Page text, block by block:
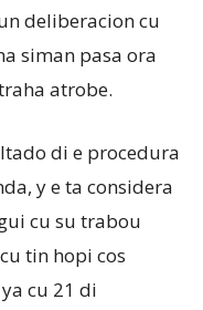
deliberacion cu
siman pasa ora
atrobe.
di e procedura
y e ta considera
cu su trabou
tin hopi cos
cu 21 di